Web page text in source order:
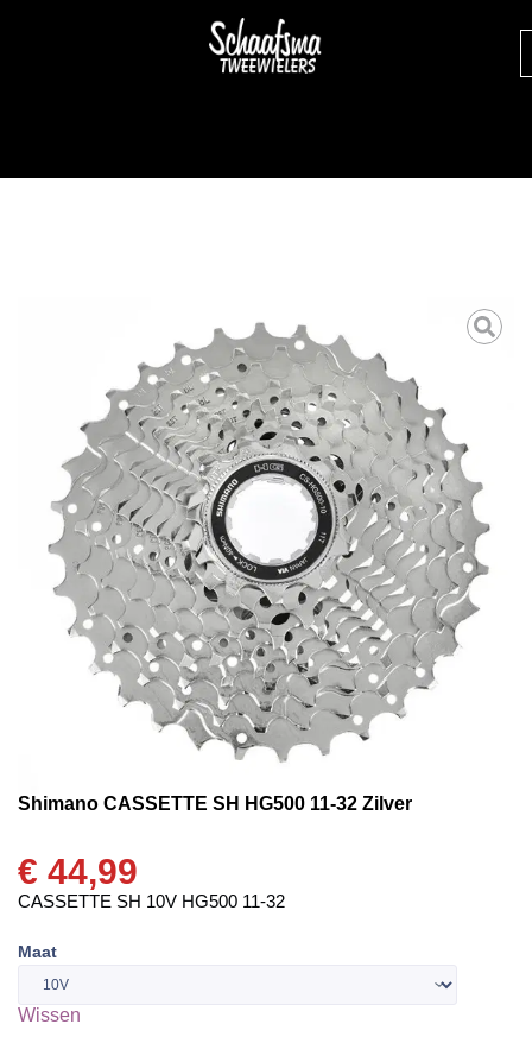
Shimano CASSETTE SH HG500 11-32 Zilver
€ 44,99
CASSETTE SH 10V HG500 11-32
Maat
Wissen